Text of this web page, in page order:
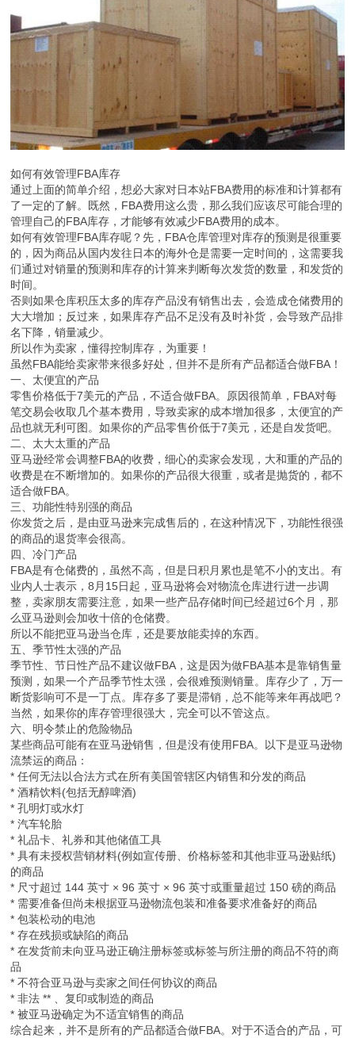
如何有效管理FBA库存
通过上面的简单介绍，想必大家对日本站FBA费用的标准和计算都有
了一定的了解。既然，FBA费用这么贵，那么我们应该尽可能合理的
管理自己的FBA库存，才能够有效减少FBA费用的成本。
如何有效管理FBA库存呢？先，FBA仓库管理对库存的预测是很重要
的，因为商品从国内发往日本的海外仓是需要一定时间的，这需要我
们通过对销量的预测和库存的计算来判断每次发货的数量，和发货的
时间。
否则如果仓库积压太多的库存产品没有销售出去，会造成仓储费用的
大大增加；反过来，如果库存产品不足没有及时补货，会导致产品排
名下降，销量减少。
所以作为卖家，懂得控制库存，为重要！
虽然FBA能给卖家带来很多好处，但并不是所有产品都适合做FBA！
一、太便宜的产品
零售价格低于7美元的产品，不适合做FBA。原因很简单，FBA对每
笔交易会收取几个基本费用，导致卖家的成本增加很多，太便宜的产
品也就无利可图。如果你的产品零售价低于7美元，还是自发货吧。
二、太大太重的产品
亚马逊经常会调整FBA的收费，细心的卖家会发现，大和重的产品的
收费是在不断增加的。如果你的产品很大很重，或者是抛货的，都不
适合做FBA。
三、功能性特别强的商品
你发货之后，是由亚马逊来完成售后的，在这种情况下，功能性很强
的商品的退货率会很高。
四、冷门产品
FBA是有仓储费的，虽然不高，但是日积月累也是笔不小的支出。有
业内人士表示，8月15日起，亚马逊将会对物流仓库进行进一步调
整，卖家朋友需要注意，如果一些产品存储时间已经超过6个月，那
么亚马逊则会加收十倍的仓储费。
所以不能把亚马逊当仓库，还是要放能卖掉的东西。
五、季节性太强的产品
季节性、节日性产品不建议做FBA，这是因为做FBA基本是靠销售量
预测，如果一个产品季节性太强，会很难预测销量。库存少了，万一
断货影响可不是一丁点。库存多了要是滞销，总不能等来年再战吧？
当然，如果你的库存管理很强大，完全可以不管这点。
六、明令禁止的危险物品
某些商品可能有在亚马逊销售，但是没有使用FBA。以下是亚马逊物
流禁运的商品：
* 任何无法以合法方式在所有美国管辖区内销售和分发的商品
* 酒精饮料(包括无醇啤酒)
* 孔明灯或水灯
* 汽车轮胎
* 礼品卡、礼券和其他储值工具
* 具有未授权营销材料(例如宣传册、价格标签和其他非亚马逊贴纸)
的商品
* 尺寸超过 144 英寸 × 96 英寸 × 96 英寸或重量超过 150 磅的商品
* 需要准备但尚未根据亚马逊物流包装和准备要求准备好的商品
* 包装松动的电池
* 存在残损或缺陷的商品
* 在发货前未向亚马逊正确注册标签或标签与所注册的商品不符的商
品
* 不符合亚马逊与卖家之间任何协议的商品
* 非法 ** 、复印或制造的商品
* 被亚马逊确定为不适宜销售的商品
综合起来，并不是所有的产品都适合做FBA。对于不适合的产品，可